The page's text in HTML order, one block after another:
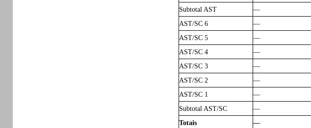
Subtotal AST
—
AST/SC 6
—
AST/SC 5
—
AST/SC 4
—
AST/SC 3
—
AST/SC 2
—
AST/SC 1
—
Subtotal AST/SC
—
Totais
—